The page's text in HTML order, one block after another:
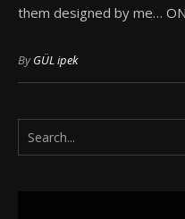
them designed by me…
ByGÜL ipek